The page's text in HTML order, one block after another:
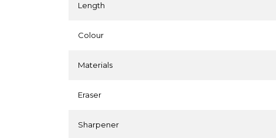
Length
Colour
Materials
Eraser
Sharpener